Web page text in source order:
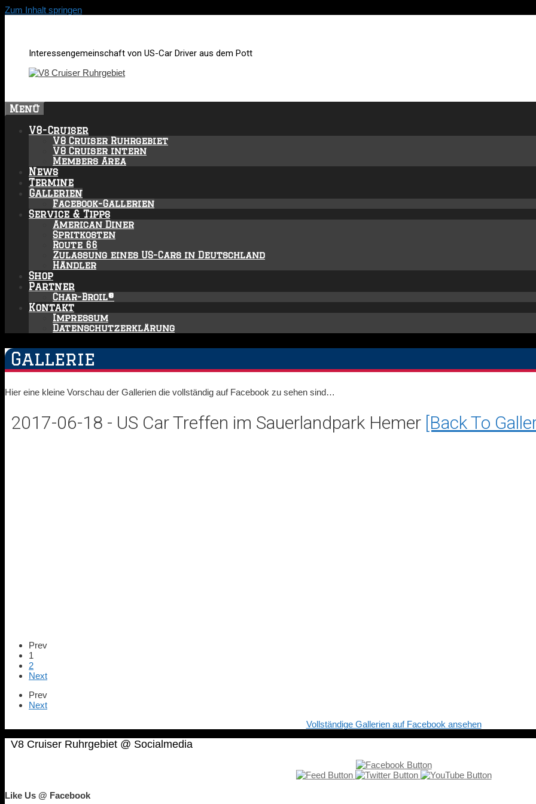
Zum Inhalt springen
Interessengemeinschaft von US-Car Driver aus dem Pott
Menü
V8-Cruiser
V8 Cruiser Ruhrgebiet
V8 Cruiser intern
Members Area
News
Termine
Gallerien
Facebook-Gallerien
Service & Tipps
American Diner
Spritkosten
Route 66
Zulassung eines US-Cars in Deutschland
Händler
Shop
Partner
Char-Broil®
Kontakt
Impressum
Datenschutzerklärung
Gallerie
Hier eine kleine Vorschau der Gallerien die vollständig auf Facebook zu sehen sind…
2017-06-18 - US Car Treffen im Sauerlandpark Hemer [Back To
Prev
1
2
Next
Prev
Next
Vollständige Gallerien auf Facebook ansehen
V8 Cruiser Ruhrgebiet @ Socialmedia
Like Us @ Facebook